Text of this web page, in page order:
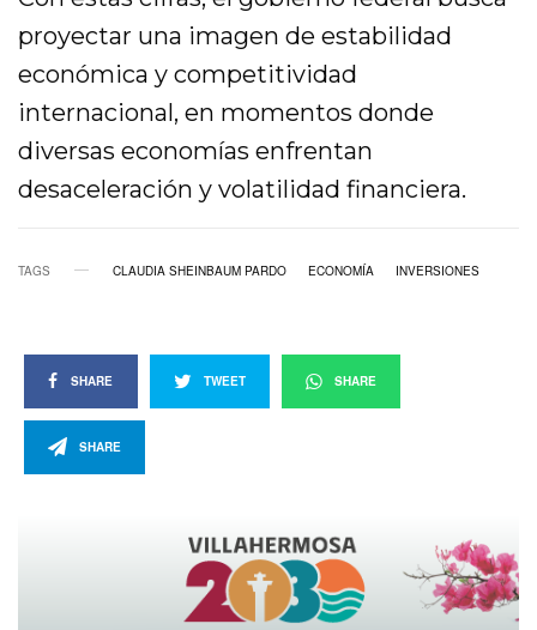
proyectar una imagen de estabilidad
económica y competitividad
internacional, en momentos donde
diversas economías enfrentan
desaceleración y volatilidad financiera.
TAGS CLAUDIA SHEINBAUM PARDO ECONOMÍA INVERSIONES
SHARE TWEET SHARE
SHARE